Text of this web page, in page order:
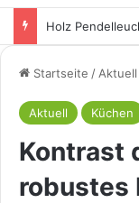
Startseite / Aktuell
Aktuell Küchen
Kontrast
robustes